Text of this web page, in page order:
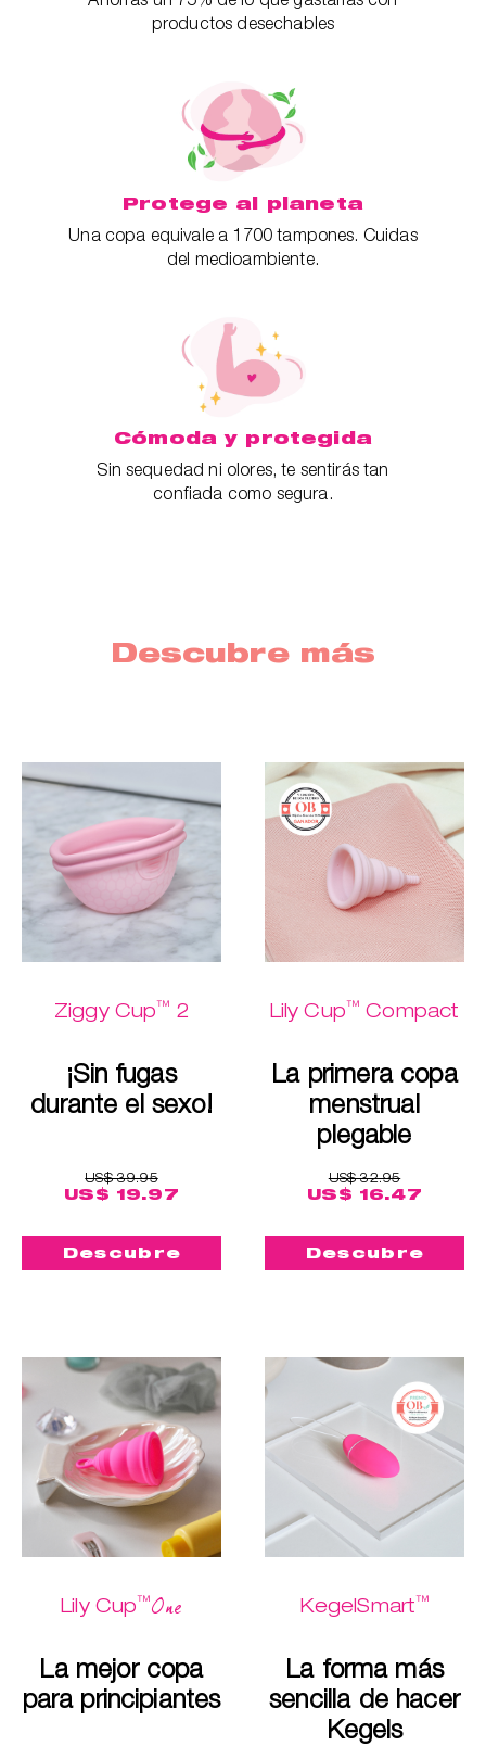
productos desechables
Protege al planeta
Una copa equivale a 1700 tampones. Cuidas
del medioambiente.
Cómoda y protegida
Sin sequedad ni olores, te sentirás tan
confiada como segura.
Descubre más
Ziggy Cup™ 2
¡Sin fugas
durante el sexo!
US$ 39.95
US$ 19.97
Descubre
Lily Cup™ Compact
La primera copa
menstrual
plegable
US$ 32.95
US$ 16.47
Descubre
Lily Cup™One
La mejor copa
para principiantes
KegelSmart™
La forma más
sencilla de hacer
Kegels